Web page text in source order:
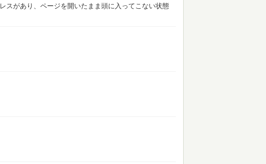
スがあり、ページを開いたまま頭に入ってこない状態